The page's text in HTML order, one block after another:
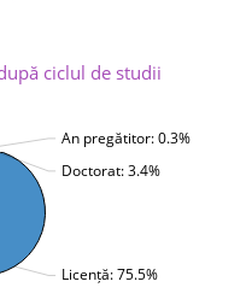
ciclul de studii
An pregătitor: 0.3%
Doctorat: 3.4%
Licență: 75.5%